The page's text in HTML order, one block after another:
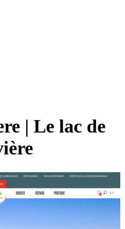
| Le lac de